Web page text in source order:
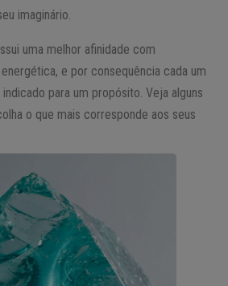
imaginário.
uma melhor afinidade com
e por consequência cada um
para um propósito. Veja alguns
o que mais corresponde aos seus